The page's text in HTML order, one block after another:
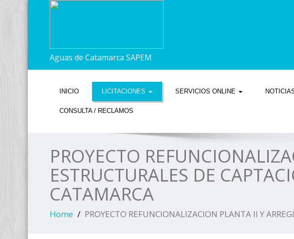
Aguas de Catamarca SAPEM
INICIO LICITACIONES SERVICIOS ONLINE
CONSULTA / RECLAMOS
PROYECTO
ESTRUCTURALES DE
CATAMARCA
Home PROYECTO REFUNCIONALIZACION PLANTA II Y